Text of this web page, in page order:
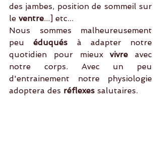
des jambes, position de sommeil sur
le ventre...] etc...
Nous sommes malheureusement
peu éduqués à adapter notre
quotidien pour mieux vivre avec
notre corps. Avec un peu
d'entrainement notre physiologie
adoptera des réflexes salutaires.